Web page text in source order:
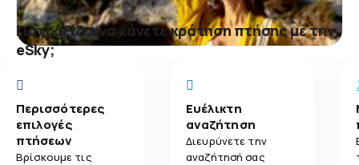
Γιατί αξίζει να κάνετε κράτηση πτήσης με την
eSky;
Περισσότερες
επιλογές
πτήσεων
Βρίσκουμε τις
Ευέλικτη
αναζήτηση
Διευρύνετε την
αναζήτησή σας